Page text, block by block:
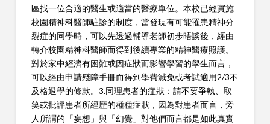
區找一位合適的醫生或適當的醫療單位。本校已經實施
校園精神科醫師駐診的制度，當發現有可能罹患精神分
裂症的同學時，可以先透過輔導老師初步晤談後，經由
轉介校園精神科醫師而得到後續專業的精神醫療照護。
對於家中經濟有困難或因症狀而影響學習的學生而言，
可以經由申請殘障手冊而得到學費減免或考試適用2/3不
及格退學的條款。3.同理患者的症狀：請不要爭執、取
笑或批評患者所經歷的種種症狀，因為對患者而言，旁
人所謂的「妄想」與「幻覺」對他們而言都是如此真實